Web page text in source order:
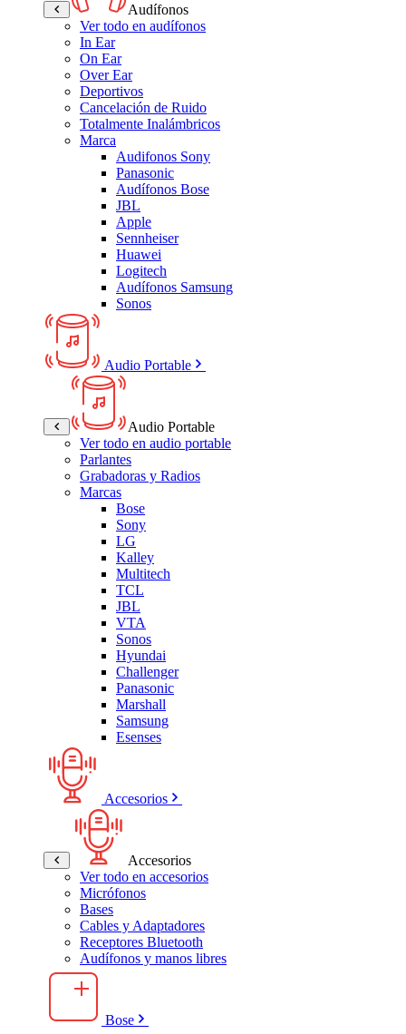
Audífonos
Ver todo en audífonos
In Ear
On Ear
Over Ear
Deportivos
Cancelación de Ruido
Totalmente Inalámbricos
Marca
Audifonos Sony
Panasonic
Audífonos Bose
JBL
Apple
Sennheiser
Huawei
Logitech
Audífonos Samsung
Sonos
Audio Portable
Audio Portable
Ver todo en audio portable
Parlantes
Grabadoras y Radios
Marcas
Bose
Sony
LG
Kalley
Multitech
TCL
JBL
VTA
Sonos
Hyundai
Challenger
Panasonic
Marshall
Samsung
Esenses
Accesorios
Accesorios
Ver todo en accesorios
Micrófonos
Bases
Cables y Adaptadores
Receptores Bluetooth
Audífonos y manos libres
Bose